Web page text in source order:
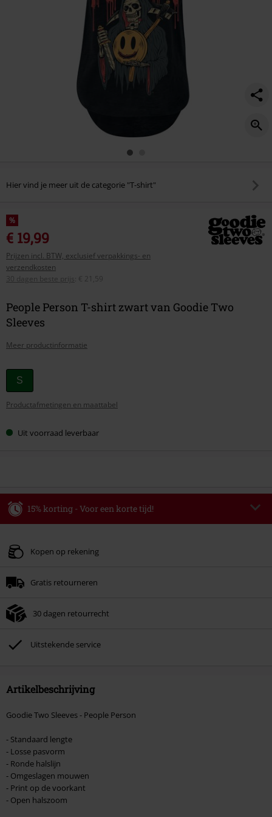
Hier vind je meer uit de categorie "T-shirt"
%
€ 19,99
Prijzen incl. BTW, exclusief verpakkings- en
verzendkosten
30 dagen beste prijs
€ 21,59
People Person T-shirt zwart van Goodie Two
Sleeves
Meer productinformatie
Kies
je
maat
S
Productafmetingen en maattabel
Uit voorraad leverbaar
15% korting - Voor een korte tijd!
Geldig t/m 09-08-2026
Zodra je de code hebt ingevoerd, wordt de korting automatisch verrekend in
Kan niet gecombineerd worden met andere kortingscodes. Boeken, media,
Toten Hosen, Metality, cadeaubonnen en artikelen met een inbegrepen
donatie zijn uitgesloten van de korting.
Kopen op rekening
Gratis retourneren
30 dagen retourrecht
Uitstekende service
Artikelbeschrijving
Goodie Two Sleeves - People Person
- Standaard lengte
- Losse pasvorm
- Ronde halslijn
- Omgeslagen mouwen
- Print op de voorkant
- Open halszoom